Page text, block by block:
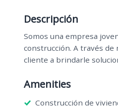
Descripción
Somos una empresa
construcción. A través
cliente a brindarle
Amenities
Construcción de